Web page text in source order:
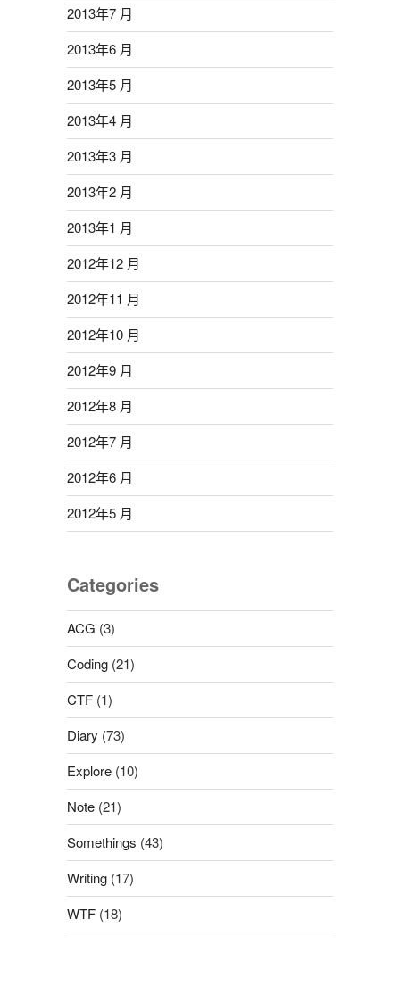
2013年7 月
2013年6 月
2013年5 月
2013年4 月
2013年3 月
2013年2 月
2013年1 月
2012年12 月
2012年11 月
2012年10 月
2012年9 月
2012年8 月
2012年7 月
2012年6 月
2012年5 月
Categories
ACG (3)
Coding(21)
CTF(1)
Diary (73)
Explore(10)
Note(21)
Somethings (43)
Writing(17)
WTF(18)